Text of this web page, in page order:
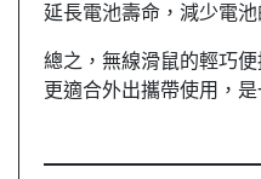
延長電池壽命，減少電池
總之，無線滑鼠的輕巧
更適合外出攜帶使用，